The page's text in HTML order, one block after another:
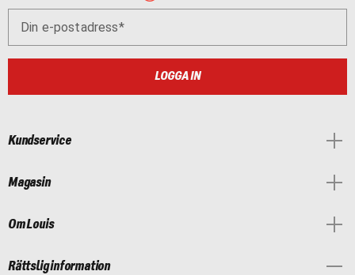
Din e-postadress
LOGGA IN
Kundservice
Magasin
Om Louis
Rättslig information